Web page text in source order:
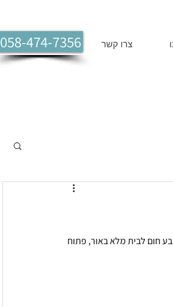
צרו קשר 058-474-7356
חום לבית מלא באור, פתוח